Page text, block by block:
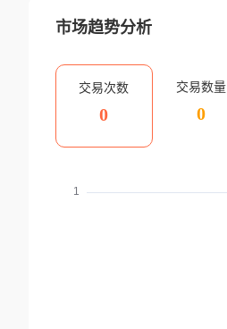
市场趋势分析
交易次数
0
交易数量
0